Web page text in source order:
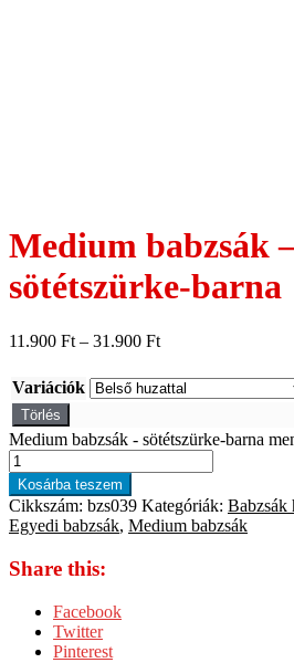
Medium babzsák
sötétszürke-barna
11.900 Ft – 31.900 Ft
Variációk
Törlés
Medium babzsák - sötétszürke-barna
Kosárba teszem
Cikkszám: bzs039 Kategóriák: Babzsák
Egyedi babzsák, Medium babzsák
Share this:
Facebook
Twitter
Pinterest